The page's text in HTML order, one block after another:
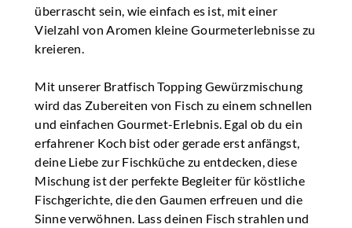
überrascht sein, wie einfach es ist, mit einer
Vielzahl von Aromen kleine Gourmeterlebnisse zu
kreieren.
Mit unserer Bratfisch Topping Gewürzmischung
wird das Zubereiten von Fisch zu einem schnellen
und einfachen Gourmet-Erlebnis. Egal ob du ein
erfahrener Koch bist oder gerade erst anfängst,
deine Liebe zur Fischküche zu entdecken, diese
Mischung ist der perfekte Begleiter für köstliche
Fischgerichte, die den Gaumen erfreuen und die
Sinne verwöhnen. Lass deinen Fisch strahlen und